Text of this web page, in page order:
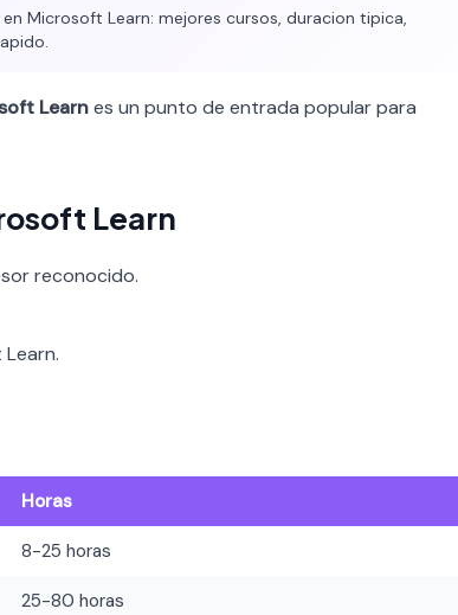
Microsoft Learn: mejores cursos, duracion tipica,
Learnes un punto de entrada popular para
Learn
reconocido.
Horas
8-25 horas
25-80 horas